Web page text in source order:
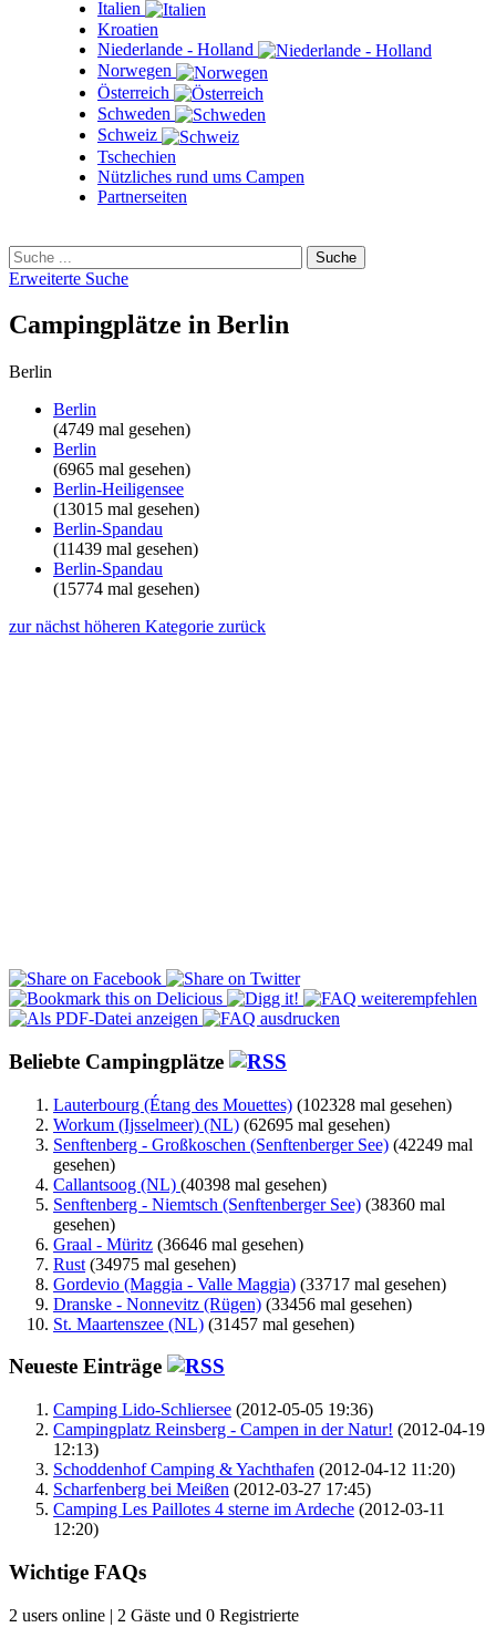
Italien
Kroatien
Niederlande - Holland
Norwegen
Österreich
Schweden
Schweiz
Tschechien
Nützliches rund ums Campen
Partnerseiten
Erweiterte Suche
Campingplätze in Berlin
Berlin
Berlin
(4749 mal gesehen)
Berlin
(6965 mal gesehen)
Berlin-Heiligensee
(13015 mal gesehen)
Berlin-Spandau
(11439 mal gesehen)
Berlin-Spandau
(15774 mal gesehen)
zur nächst höheren Kategorie zurück
Beliebte Campingplätze
Lauterbourg (Étang des Mouettes) (102328 mal gesehen)
Workum (Ijsselmeer) (NL) (62695 mal gesehen)
Senftenberg - Großkoschen (Senftenberger See) (42249 mal
gesehen)
Callantsoog (NL) (40398 mal gesehen)
Senftenberg - Niemtsch (Senftenberger See) (38360 mal
gesehen)
Graal - Müritz (36646 mal gesehen)
Rust (34975 mal gesehen)
Gordevio (Maggia - Valle Maggia) (33717 mal gesehen)
Dranske - Nonnevitz (Rügen) (33456 mal gesehen)
St. Maartenszee (NL) (31457 mal gesehen)
Neueste Einträge
Camping Lido-Schliersee (2012-05-05 19:36)
Campingplatz Reinsberg - Campen in der Natur! (2012-04-19
12:13)
Schoddenhof Camping & Yachthafen (2012-04-12 11:20)
Scharfenberg bei Meißen (2012-03-27 17:45)
Camping Les Paillotes 4 sterne im Ardeche (2012-03-11
12:20)
Wichtige FAQs
2 users online | 2 Gäste und 0 Registrierte